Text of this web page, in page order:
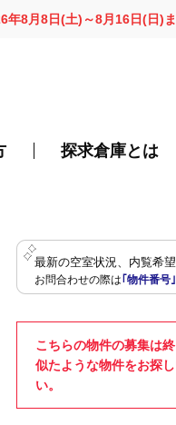
年8月8日(土)～8月16日(日)
探求倉庫とは
最新の空室状況、内覧希
お問合わせの際は｢物件番号｣
こちらの物件の募集は終
似たような物件をお探
い。